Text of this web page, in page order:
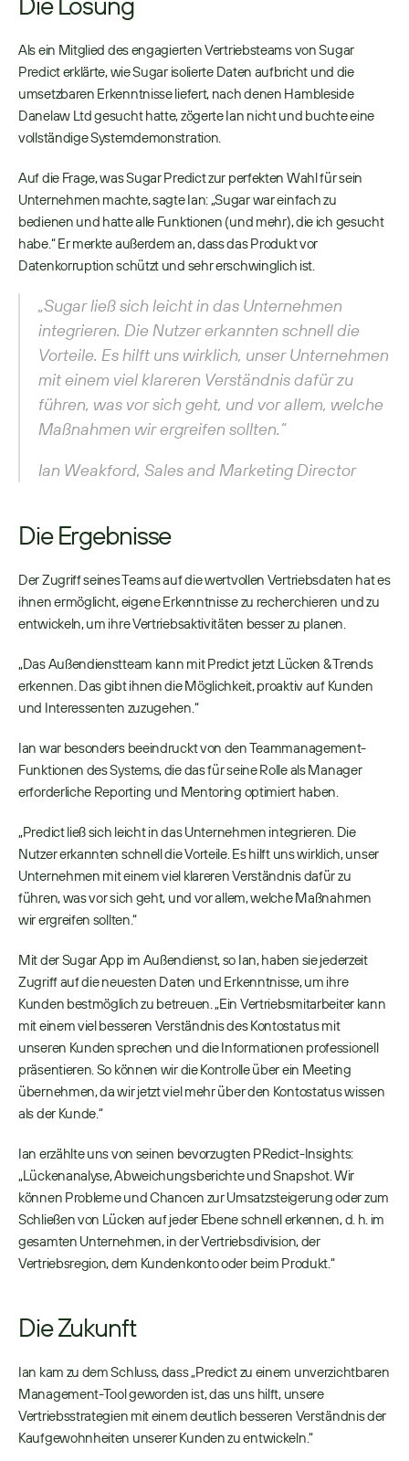
Als ein Mitglied des engagierten Vertriebsteams von Sugar
Predict erklärte, wie Sugar isolierte Daten aufbricht und die
umsetzbaren Erkenntnisse liefert, nach denen Hambleside
Danelaw Ltd gesucht hatte, zögerte Ian nicht und buchte eine
vollständige Systemdemonstration.
Auf die Frage, was Sugar Predict zur perfekten Wahl für sein
Unternehmen machte, sagte Ian: „Sugar war einfach zu
bedienen und hatte alle Funktionen (und mehr), die ich gesucht
habe.“ Er merkte außerdem an, dass das Produkt vor
Datenkorruption schützt und sehr erschwinglich ist.
„Sugar ließ sich leicht in das Unternehmen
integrieren. Die Nutzer erkannten schnell die
Vorteile. Es hilft uns wirklich, unser Unternehmen
mit einem viel klareren Verständnis dafür zu
führen, was vor sich geht, und vor allem, welche
Maßnahmen wir ergreifen sollten.“
Ian Weakford, Sales and Marketing Director
Die Ergebnisse
Der Zugriff seines Teams auf die wertvollen Vertriebsdaten hat es
ihnen ermöglicht, eigene Erkenntnisse zu recherchieren und zu
entwickeln, um ihre Vertriebsaktivitäten besser zu planen.
„Das Außendienstteam kann mit Predict jetzt Lücken & Trends
erkennen. Das gibt ihnen die Möglichkeit, proaktiv auf Kunden
und Interessenten zuzugehen.“
Ian war besonders beeindruckt von den Teammanagement-
Funktionen des Systems, die das für seine Rolle als Manager
erforderliche Reporting und Mentoring optimiert haben.
„Predict ließ sich leicht in das Unternehmen integrieren. Die
Nutzer erkannten schnell die Vorteile. Es hilft uns wirklich, unser
Unternehmen mit einem viel klareren Verständnis dafür zu
führen, was vor sich geht, und vor allem, welche Maßnahmen
wir ergreifen sollten.“
Mit der Sugar App im Außendienst, so Ian, haben sie jederzeit
Zugriff auf die neuesten Daten und Erkenntnisse, um ihre
Kunden bestmöglich zu betreuen. „Ein Vertriebsmitarbeiter kann
mit einem viel besseren Verständnis des Kontostatus mit
unseren Kunden sprechen und die Informationen professionell
präsentieren. So können wir die Kontrolle über ein Meeting
übernehmen, da wir jetzt viel mehr über den Kontostatus wissen
als der Kunde.“
Ian erzählte uns von seinen bevorzugten PRedict-Insights:
„Lückenanalyse, Abweichungsberichte und Snapshot. Wir
können Probleme und Chancen zur Umsatzsteigerung oder zum
Schließen von Lücken auf jeder Ebene schnell erkennen, d. h. im
gesamten Unternehmen, in der Vertriebsdivision, der
Vertriebsregion, dem Kundenkonto oder beim Produkt.“
Die Zukunft
Ian kam zu dem Schluss, dass „Predict zu einem unverzichtbaren
Management-Tool geworden ist, das uns hilft, unsere
Vertriebsstrategien mit einem deutlich besseren Verständnis der
Kaufgewohnheiten unserer Kunden zu entwickeln.“